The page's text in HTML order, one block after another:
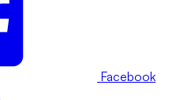
Facebook